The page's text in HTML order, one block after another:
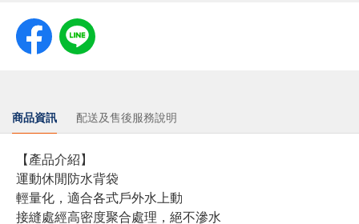
商品資訊 配送及售後服務說明
【產品介紹】
運動休閒防水背袋
輕量化，適合各式戶外水上動
接縫處經高密度聚合處理，絕不滲水